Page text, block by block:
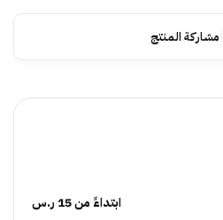
مشاركة المنتج
ابتداءً من 15 ر.س